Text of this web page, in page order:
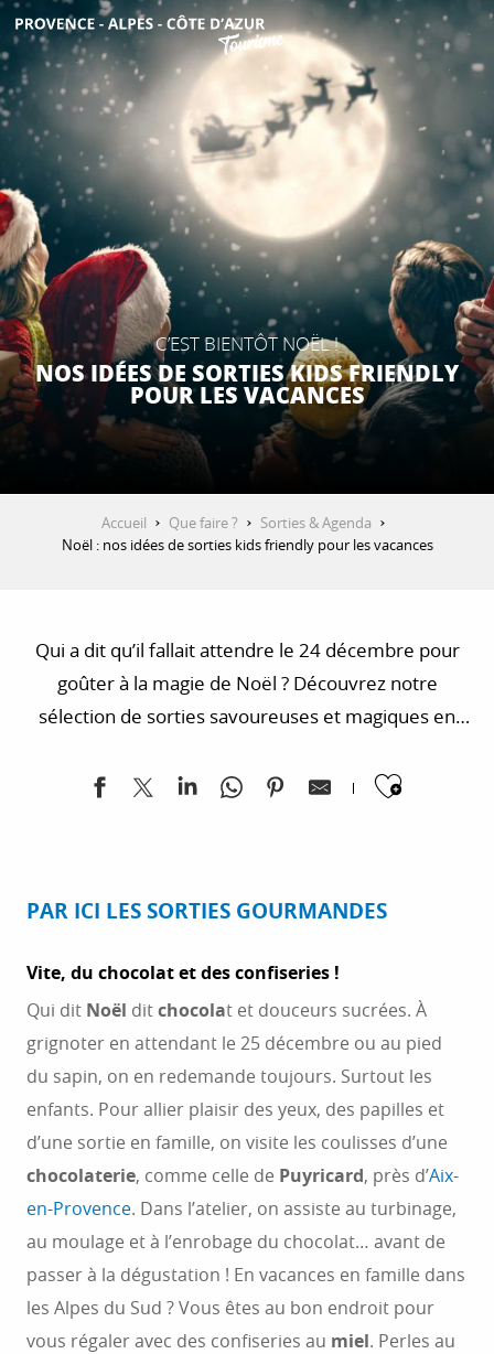
Aller
au
contenu
principal
DÉCOUVRIR
QUE FAIRE ?
SÉJOURNER
ESPACE PROC’EST BIENTÔT NOËL !
NOS IDÉES DE SORTIES KIDS FRIENDLY
POUR LES VACANCES
Accueil Que faire ?
Sorties & Agenda
Noël : nos idées de sorties kids friendly pour les vacances
Qui a dit qu’il fallait attendre le 24 décembre pour
goûter à la magie de Noël ? Découvrez notre
sélection de sorties savoureuses et magiques en
pendant les vacances de Noël.
PAR ICI LES SORTIES GOURMANDES
Vite, du chocolat et des confiseries !
Qui dit Noël ditchocolat et douceurs sucrées. À
grignoter en attendant le 25 décembre ou au pied
du sapin, on en redemande toujours. Surtout les
enfants. Pour allier plaisir des yeux, des papilles et
d’une sortie en famille, on visite les coulisses d’une
chocolaterie, comme celle de Puyricard, près d’Aix-
en-Provence. Dans l’atelier, on assiste au turbinage,
au moulage et à l’enrobage du chocolat… avant de
passer à la dégustation ! En vacances en famille dans
les Alpes du Sud ? Vous êtes au bon endroit pour
vous régaler avec des confiseries au miel. Perles au